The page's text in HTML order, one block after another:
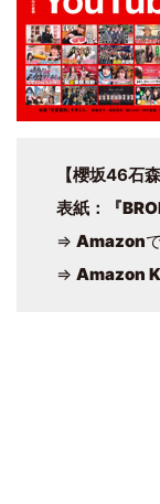
【櫻坂46石
表紙： 『
⇒ Amazon
⇒ Amazon